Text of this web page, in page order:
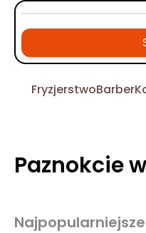
FryzjerstwoBarber
Paznokcie
Najpopularniejsze